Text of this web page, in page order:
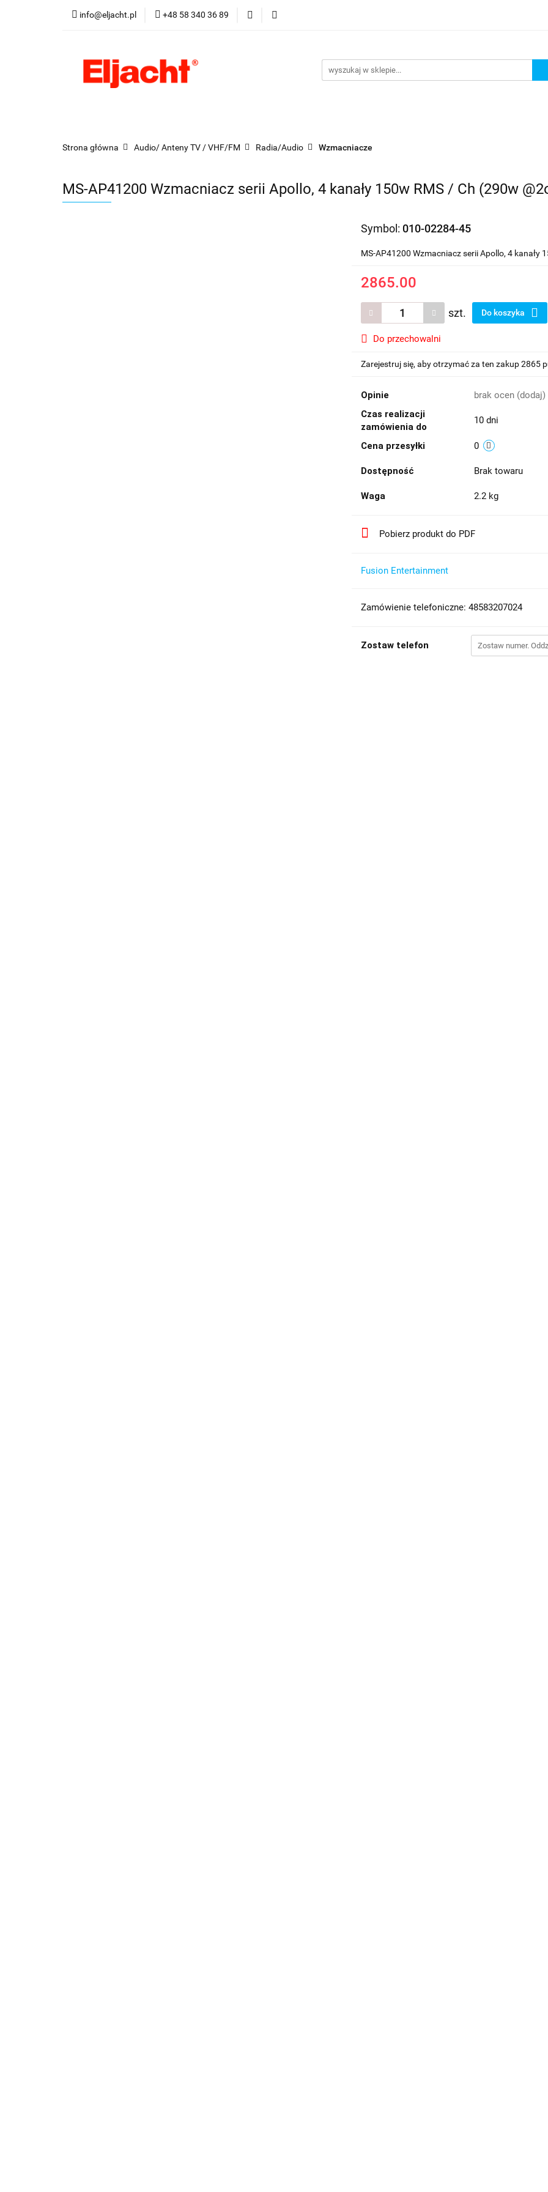
info@eljacht.pl +48 58 340 36 89
Kategorie Promocje
Strona główna Audio/ Anteny TV / VHF/FM Radia/Audio Wzmacniacze
MS-AP41200 Wzmacniacz serii Apollo, 4 kanały 150w RMS / Ch (290w
Symbol: 010-02284-45
MS-AP41200 Wzmacniacz serii Apollo, 4 kanały
2865.00
szt. Do koszyka
Do przechowalni
Zarejestruj się, aby otrzymać za ten zakup 2865
Opinie brak ocen (dodaj)
Czas realizacji
zamówienia do
10 dni
Cena przesyłki 0
Dostępność Brak towaru
Waga 2.2 kg
Pobierz produkt do PDF
Fusion Entertainment
Zamówienie telefoniczne: 48583207024
Zostaw telefon